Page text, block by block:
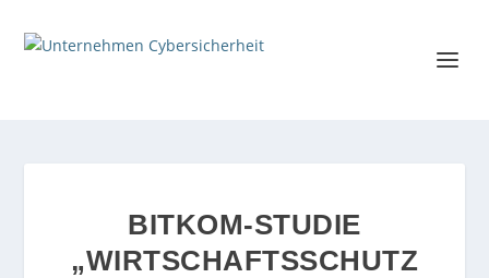
BITKOM-STUDIE
„WIRTSCHAFTSSCHUTZ